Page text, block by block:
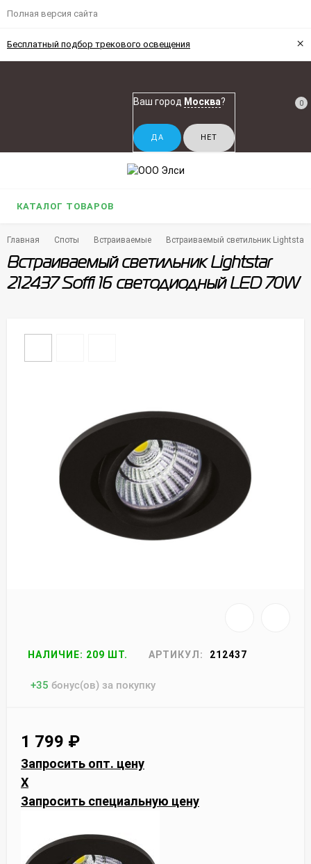
Полная версия сайта
Бесплатный подбор трекового освещения ×
Ваш город Москва? 0
КАТАЛОГ ТОВАРОВ
Главная Споты Встраиваемые Встраиваемый светильник
Встраиваемый светильник Lightstar
212437 Soffi 16 светодиодный LED 70W
НАЛИЧИЕ: 209 ШТ. АРТИКУЛ: 212437
+35 бонус(ов) за покупку
1 799 ₽
Запросить опт. цену
X
Запросить специальную цену